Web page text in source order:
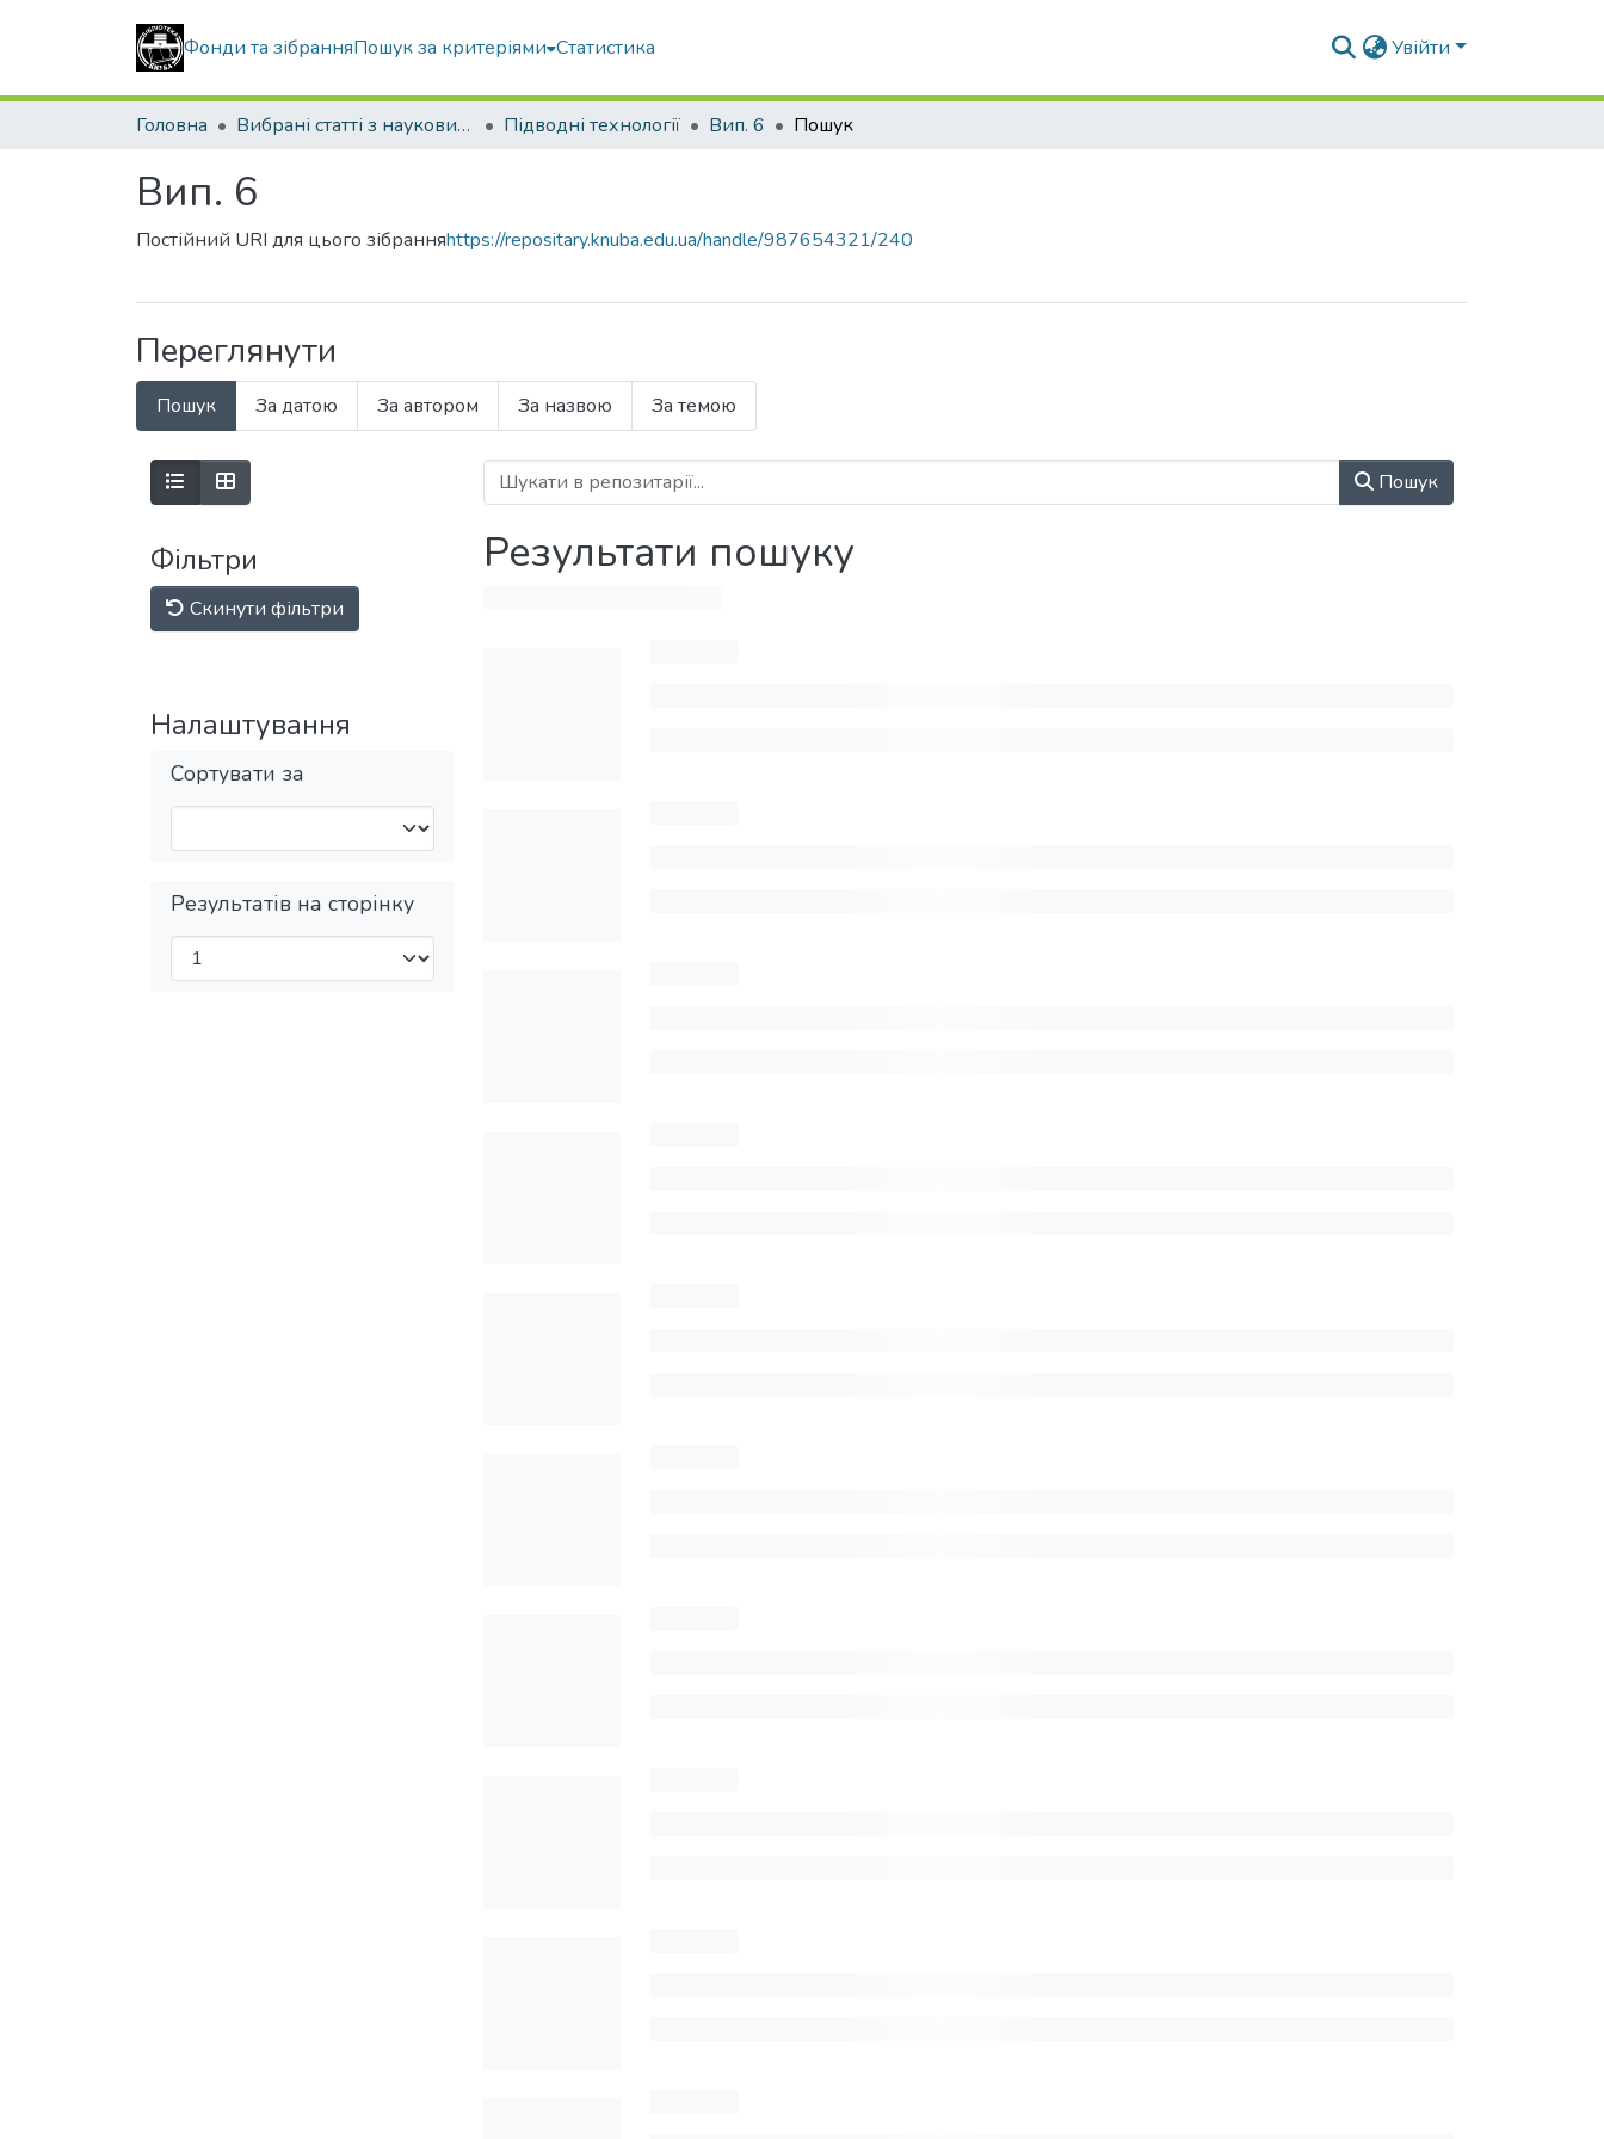
Фонди та зібранняПошук за критеріями Статистика Увійти
Головна Вибрані статті з наукових збірників КНУБА Підводні технології Вип. 6 Пошук
Вип. 6
Постійний URI для цього зібранняhttps://repositary.knuba.edu.ua/handle/987654321/240
Переглянути
Пошук За датою За автором За назвою За темою
Фільтри
Скинути фільтри
Налаштування
Сортувати за
Результатів на сторінку
Пошук
Результати пошуку